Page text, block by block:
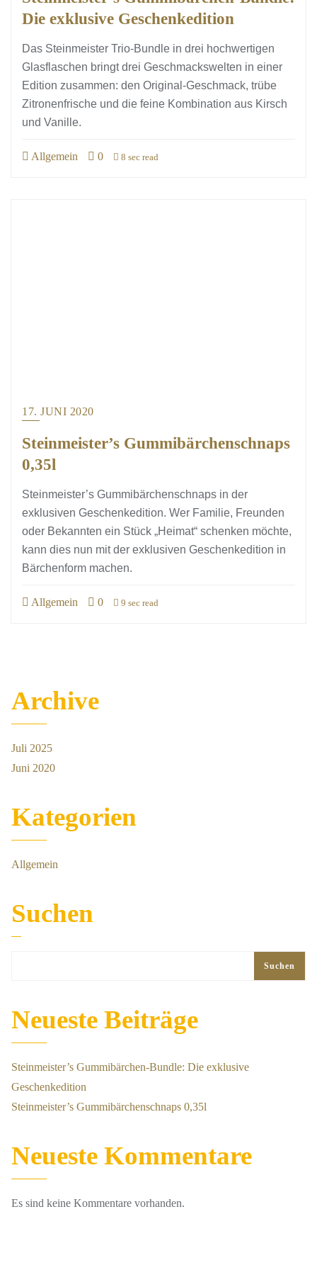
Die exklusive Geschenkedition
Das Steinmeister Trio-Bundle in drei hochwertigen
Glasflaschen bringt drei Geschmackswelten in einer
Edition zusammen: den Original-Geschmack, trübe
Zitronenfrische und die feine Kombination aus Kirsch
und Vanille.
Allgemein 0 8 sec read
17. JUNI 2020
Steinmeister’s Gummibärchenschnaps
0,35l
Steinmeister’s Gummibärchenschnaps in der
exklusiven Geschenkedition. Wer Familie, Freunden
oder Bekannten ein Stück „Heimat“ schenken möchte,
kann dies nun mit der exklusiven Geschenkedition in
Bärchenform machen.
Allgemein 0 9 sec read
Archive
Juli 2025
Juni 2020
Kategorien
Allgemein
Suchen
Suchen
Neueste Beiträge
Steinmeister’s Gummibärchen-Bundle: Die exklusive
Geschenkedition
Steinmeister’s Gummibärchenschnaps 0,35l
Neueste Kommentare
Es sind keine Kommentare vorhanden.